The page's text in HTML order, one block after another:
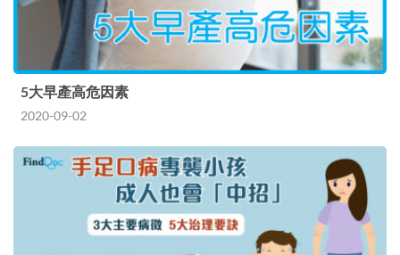
5大早產高危因素
2020-09-02